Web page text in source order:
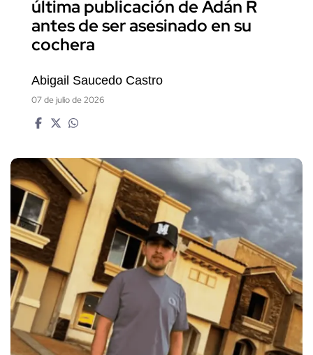
última publicación de Adán R
antes de ser asesinado en su
cochera
Abigail Saucedo Castro
07 de julio de 2026